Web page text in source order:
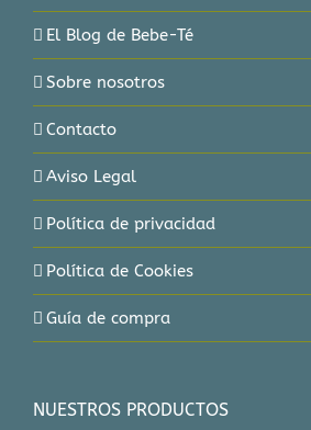
El Blog de Bebe-Té
Sobre nosotros
Contacto
Aviso Legal
Política de privacidad
Política de Cookies
Guía de compra
NUESTROS PRODUCTOS